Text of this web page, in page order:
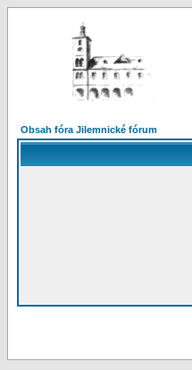
Obsah fóra Jilemnické fórum